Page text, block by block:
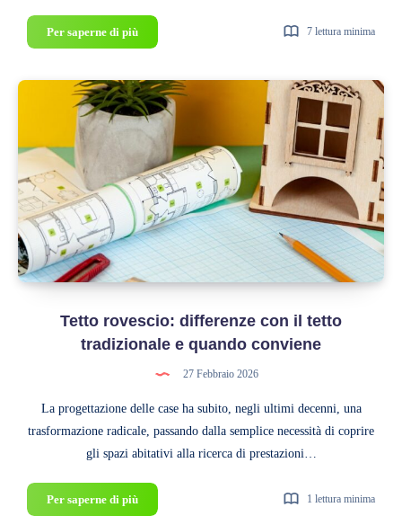
Per saperne di piùFotovoltaico
da
come
funziona,
caratteristiche
prezzo
7 lettura minima
Tetto rovescio: differenze con il tetto
tradizionale e quando conviene
27 Febbraio 2026
La progettazione delle case ha subito, negli ultimi decenni, una
trasformazione radicale, passando dalla semplice necessità di coprire
gli spazi abitativi alla ricerca di prestazioni…
Per saperne di piùTetto
1 lettura minima